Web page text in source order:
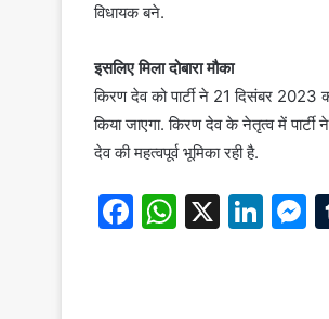
विधायक बने.
इसलिए मिला दोबारा मौका
किरण देव को पार्टी ने 21 दिसंबर 2023
किया जाएगा. किरण देव के नेतृत्व में पार्टी
देव की महत्वपूर्व भूमिका रही है.
F
W X
Li